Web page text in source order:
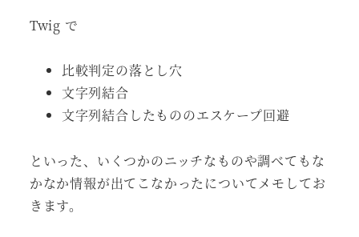
Twig で
比較判定の落とし穴
文字列結合
文字列結合したもののエスケープ回避
といった、いくつかのニッチなものや調べてもな
かなか情報が出てこなかったについてメモしてお
きます。